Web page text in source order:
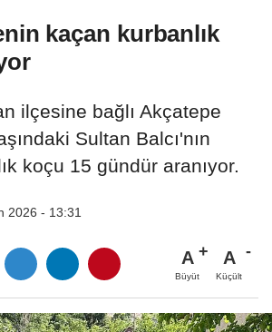
kaçan kurbanlık
ilçesine bağlı Akçatepe
Sultan Balcı'nın
koçu 15 gündür aranıyor.
2026 - 13:31
A
Büyüt
A
Küçült